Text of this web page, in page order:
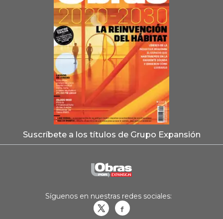
Suscríbete a los títulos de Grupo Expansión
Síguenos en nuestras redes sociales: